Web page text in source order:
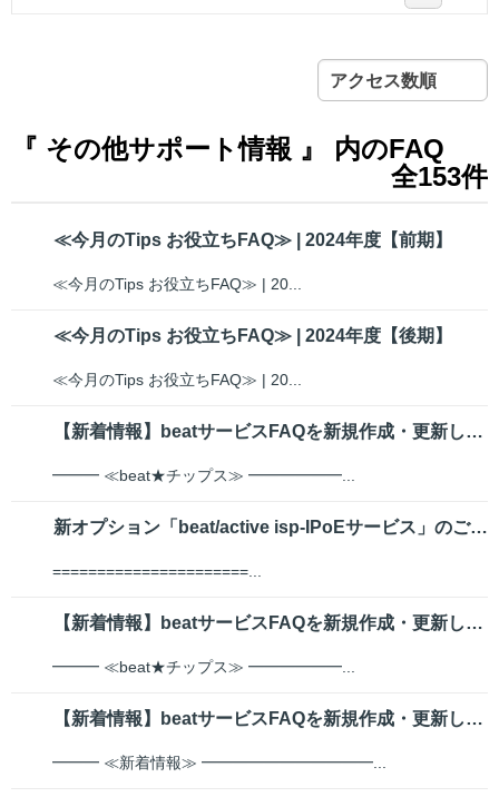
アクセス数順
『 その他サポート情報 』 内のFAQ
全153件
≪今月のTips お役立ちFAQ≫ | 2024年度【前期】
≪今月のTips お役立ちFAQ≫ | 20...
≪今月のTips お役立ちFAQ≫ | 2024年度【後期】
≪今月のTips お役立ちFAQ≫ | 20...
【新着情報】beatサービスFAQを新規作成・更新しました【富士フイルムビ...
━━━ ≪beat★チップス≫ ━━━━━━...
新オプション「beat/active isp-IPoEサービス」のご案内 ...
======================...
【新着情報】beatサービスFAQを新規作成・更新しました【富士フイルムビ...
━━━ ≪beat★チップス≫ ━━━━━━...
【新着情報】beatサービスFAQを新規作成・更新しました【富士フイルムビ...
━━━ ≪新着情報≫ ━━━━━━━━━━━...